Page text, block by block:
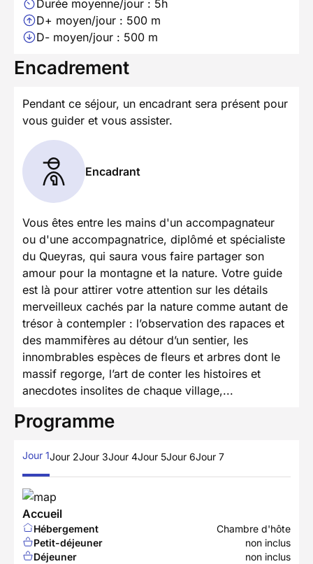
Durée moyenne/jour : 5h
D+ moyen/jour : 500 m
D- moyen/jour : 500 m
Encadrement
Pendant ce séjour, un encadrant sera présent pour
vous guider et vous assister.
Encadrant
Vous êtes entre les mains d'un accompagnateur
ou d'une accompagnatrice, diplômé et spécialiste
du Queyras, qui saura vous faire partager son
amour pour la montagne et la nature. Votre guide
est là pour attirer votre attention sur les détails
merveilleux cachés par la nature comme autant de
trésor à contempler : l’observation des rapaces et
des mammifères au détour d’un sentier, les
innombrables espèces de fleurs et arbres dont le
massif regorge, l’art de conter les histoires et
anecdotes insolites de chaque village,...
Programme
Jour 1Jour 2Jour 3Jour 4Jour 5Jour 6Jour 7
Accueil
Hébergement
Chambre d'hôte
Petit-déjeuner
non inclus
Déjeuner
non inclus